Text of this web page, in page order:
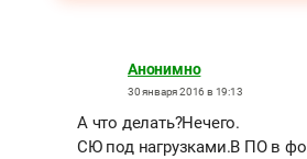
Анонимно
30 января 2016 в 19:13
А что делать?Нечего.
СЮ под нагрузками.В ПО в